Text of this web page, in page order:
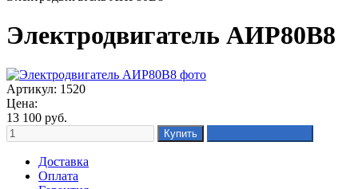
Электродвигатель АИР80В8
Артикул: 1520
Цена:
13 100 руб.
Доставка
Оплата